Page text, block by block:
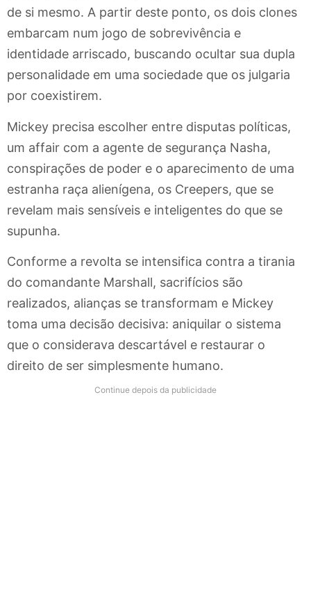
de si mesmo. A partir deste ponto, os dois clones
embarcam num jogo de sobrevivência e
identidade arriscado, buscando ocultar sua dupla
personalidade em uma sociedade que os julgaria
por coexistirem.
Mickey precisa escolher entre disputas políticas,
um affair com a agente de segurança Nasha,
conspirações de poder e o aparecimento de uma
estranha raça alienígena, os Creepers, que se
revelam mais sensíveis e inteligentes do que se
supunha.
Conforme a revolta se intensifica contra a tirania
do comandante Marshall, sacrifícios são
realizados, alianças se transformam e Mickey
toma uma decisão decisiva: aniquilar o sistema
que o considerava descartável e restaurar o
direito de ser simplesmente humano.
Continue depois da publicidade